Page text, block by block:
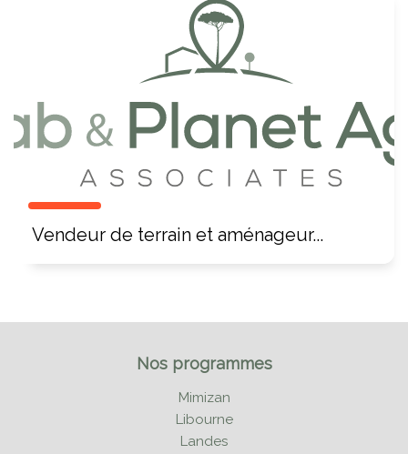
Vendeur de terrain et aménageur...
Nos programmes
Mimizan
Libourne
Landes